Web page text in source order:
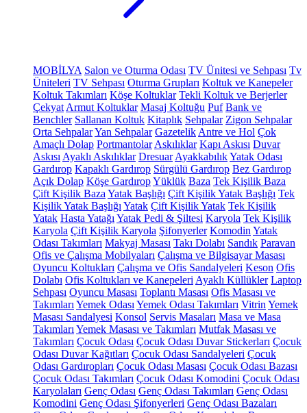
MOBİLYA Salon ve Oturma Odası TV Ünitesi ve Sehpası Tv
Üniteleri TV Sehpası Oturma Grupları Koltuk ve Kanepeler
Koltuk Takımları Köşe Koltuklar Tekli Koltuk ve Berjerler
Çekyat Armut Koltuklar Masaj Koltuğu Puf Bank ve
Benchler Sallanan Koltuk Kitaplık Sehpalar Zigon Sehpalar
Orta SehpalarYan Sehpalar Gazetelik Antre ve Hol Çok
Amaçlı Dolap Portmantolar Askılıklar Kapı Askısı Duvar
Askısı Ayaklı Askılıklar Dresuar AyakkabılıkYatak Odası
Gardırop Kapaklı Gardırop Sürgülü Gardırop Bez Gardırop
Açık Dolap Köşe GardıropYüklük Baza Tek Kişilik Baza
Çift Kişilik Baza Yatak Başlığı Çift Kişilik Yatak Başlığı Tek
Kişilik Yatak Başlığı Yatak Çift Kişilik Yatak Tek Kişilik
Yatak Hasta Yatağı Yatak Pedi & Şiltesi Karyola Tek Kişilik
Karyola Çift Kişilik Karyola Şifonyerler Komodin Yatak
Odası Takımları Makyaj Masası Takı Dolabı Sandık Paravan
Ofis ve Çalışma Mobilyaları Çalışma ve Bilgisayar Masası
Oyuncu Koltukları Çalışma ve Ofis Sandalyeleri Keson Ofis
Dolabı Ofis Koltukları ve Kanepeleri Ayaklı Küllükler Laptop
Sehpası Oyuncu Masası Toplantı Masası Ofis Masası ve
Takımları Yemek Odası Yemek Odası Takımları Vitrin Yemek
Masası Sandalyesi Konsol Servis Masaları Masa ve Masa
Takımları Yemek Masası ve Takımları Mutfak Masası ve
Takımları Çocuk Odası Çocuk Odası Duvar Stickerları Çocuk
Odası Duvar Kağıtları Çocuk Odası Sandalyeleri Çocuk
Odası Gardıropları Çocuk Odası Masası Çocuk Odası Bazası
Çocuk Odası Takımları Çocuk Odası Komodini Çocuk Odası
Karyolaları Genç Odası Genç Odası Takımları Genç Odası
Komodini Genç Odası Şifonyerleri Genç Odası Bazaları